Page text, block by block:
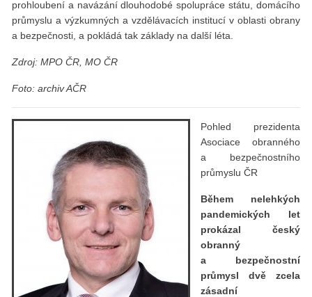
prohloubení a navázání dlouhodobé spolupráce státu, domácího
průmyslu a výzkumných a vzdělávacích institucí v oblasti obrany
a bezpečnosti, a pokládá tak základy na další léta.
Zdroj: MPO ČR, MO ČR
Foto: archiv AČR
Pohled prezidenta
Asociace obranného
a bezpečnostního
průmyslu ČR
Během nelehkých
pandemických let
prokázal český
obranný
a bezpečnostní
průmysl dvě zcela
zásadní